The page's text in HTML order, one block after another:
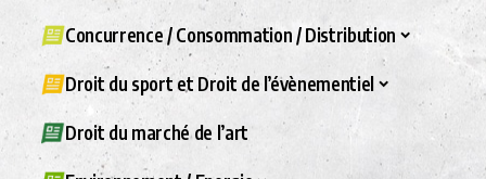
Concurrence / Consommation / Distribution
Droit du sport et Droit de l’évènementiel
Droit du marché de l’art